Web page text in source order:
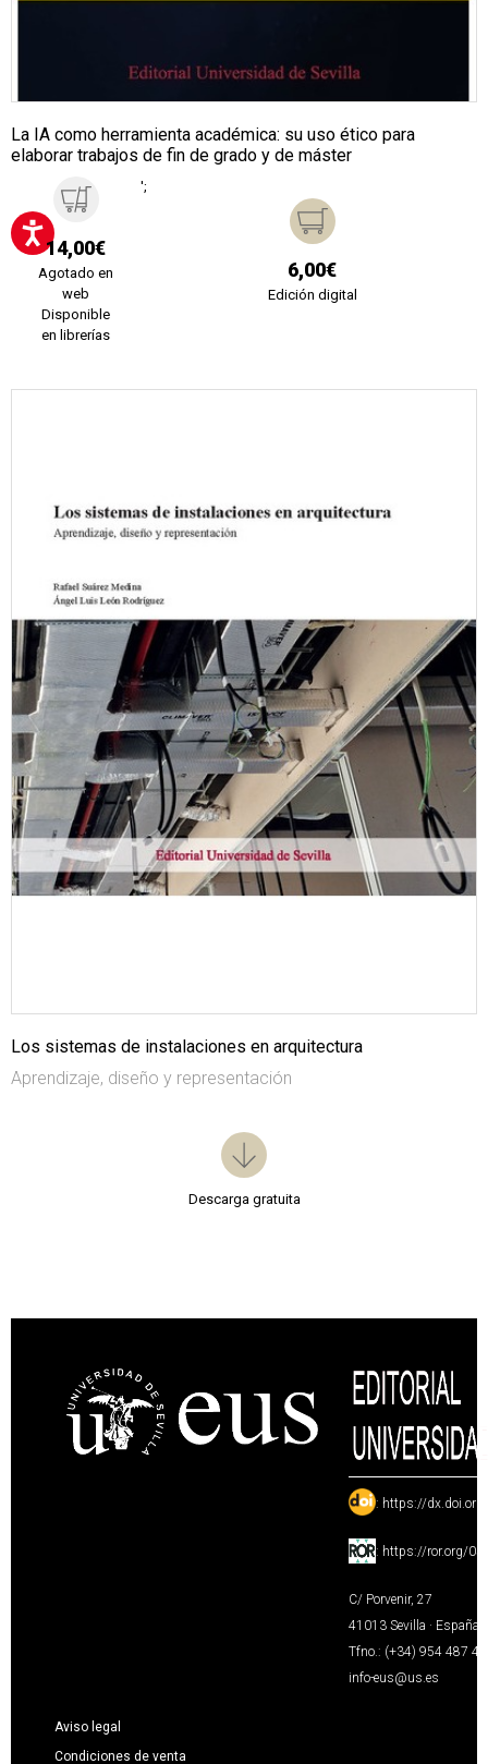
La IA como herramienta académica: su uso ético para
elaborar trabajos de fin de grado y de máster
14,00€
Agotado en
web
Disponible
en librerías
';
6,00€
Edición digital
Los sistemas de instalaciones en arquitectura
Aprendizaje, diseño y representación
Descarga gratuita
: https://
: https://ror.org/
C/ Porvenir, 27
41013 Sevilla · España
Tfno.: (+34) 954 487
info-eus@us.es
Aviso legal
Condiciones de venta